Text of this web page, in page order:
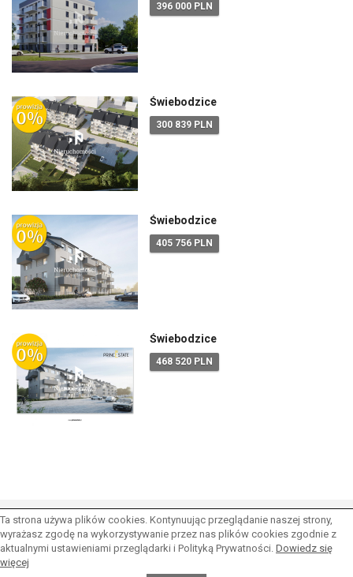
396 000 PLN
Świebodzice
300 839 PLN
Świebodzice
405 756 PLN
Świebodzice
468 520 PLN
Ta strona używa plików cookies. Kontynuując przeglądanie naszej strony,
wyrażasz zgodę na wykorzystywanie przez nas plików cookies zgodnie z
aktualnymi ustawieniami przeglądarki i Polityką Prywatności. Dowiedz się
więcej